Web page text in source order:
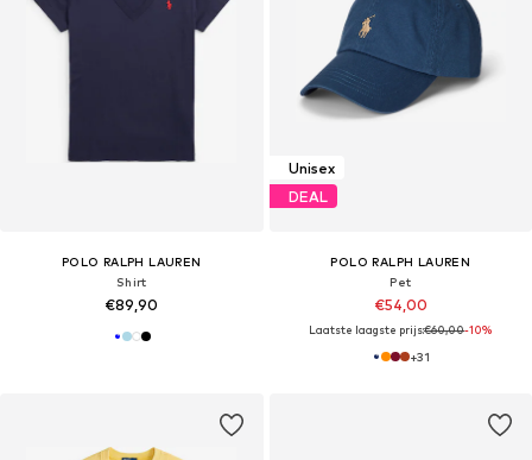
POLO RALPH LAUREN
Shirt
€89,90
Unisex
DEAL
POLO RALPH LAUREN
Pet
€54,00
Laatste laagste prijs:€60,00-10%
+31